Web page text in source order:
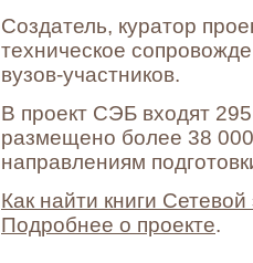
Создатель, куратор
техническое
вузов-участников.
В проект СЭБ входят
размещено более 38 000
направлениям
Как найти книги
Подробнее о проекте.